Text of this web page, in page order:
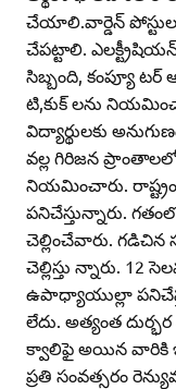
చేయాలి.వార్డెన్‌
చేపట్టాలి.
సిబ్బంది, కంప్యూ
టి,కుక్‌ లను
విద్యార్థులకు
వల్ల గిరిజన
నియమించారు.
పనిచేస్తున్నారు.
చెల్లించేవారు.
చెల్లిస్తు న్నారు. 12
ఉపాధ్యాయుల్లా
లేదు. అత్యంత
క్వాలిఫై అయిన వారికి
ప్రతి సంవత్సరం